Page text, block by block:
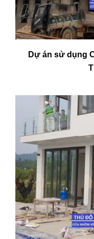
Dự án sử dụng